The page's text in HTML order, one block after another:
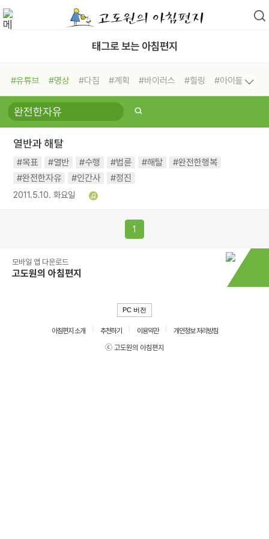
태그로 보는 아침편지
#유튜브 #명상 #다짐 #계획 #바이러스 #힐링
#아이들
#비전캠프
#독서캠프 #삶
#희망
#나눔 #친구 #링컨학교
#독서
#건강
열반과 해탈
#목표 #열반 #수행 #법륜 #해탈
#완전한행복
#완전한자유
#인간사 #정진
2011.5.10. 화요일
1
모바일 앱 다운로드
고도원의 아침편지
PC 버전
아침편지 소개 추천하기 이용약관
개인정보 처리방침
ⓒ 고도원의 아침편지